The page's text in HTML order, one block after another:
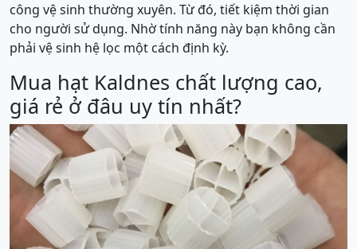
công vệ sinh thường xuyên. Từ đó, tiết kiệm thời gian
cho người sử dụng. Nhờ tính năng này bạn không cần
phải vệ sinh hệ lọc một cách định kỳ.
Mua hạt Kaldnes chất lượng cao,
giá rẻ ở đâu uy tín nhất?